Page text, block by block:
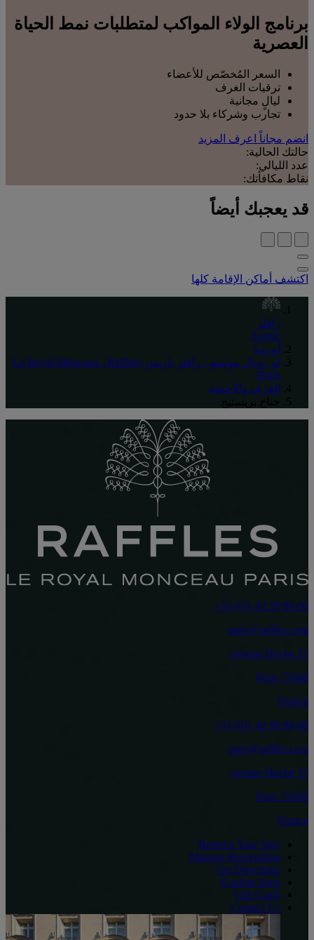
برنامج الولاء المواكب لمتطلبات نمط الحياة
العصرية
السعر المُخصّص للأعضاء
ترقيات الغرف
ليالٍ مجانية
تجارب وشركاء بلا حدود
انضم مجاناً
اعرف المزيد
حالتك الحالية:
عدد الليالي:
نقاط مكافأتك:
قد يعجبك أيضاً
اكتشف أماكن الإقامة كلها
رافلز
Arabic
أوروبا
لو رويال مونسو - رافلز باريس (Le Royal Monceau - Raffles
Paris)
الغرف والأجنحة
‎+33 (0)1 42 99 88 00‏
paris@raffles.com
37 avenue Hoche
75008 Paris
France
‎+33 (0)1 42 99 88 00‏
paris@raffles.com
37 avenue Hoche
75008 Paris
France
Reserve Your Stay
Manage Reservation
Get Directions
Explore Paris
Gift Cards
Contact Us